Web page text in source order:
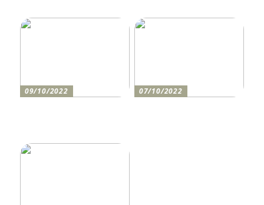
09/10/2022
07/10/2022